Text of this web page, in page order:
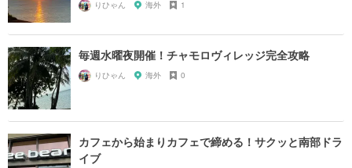
りひゃん 海外 1
毎週水曜夜開催！チャモロヴィレッジ完全攻略
りひゃん 海外 0
カフェから始まりカフェで締める！サクッと南部ドラ
イブ